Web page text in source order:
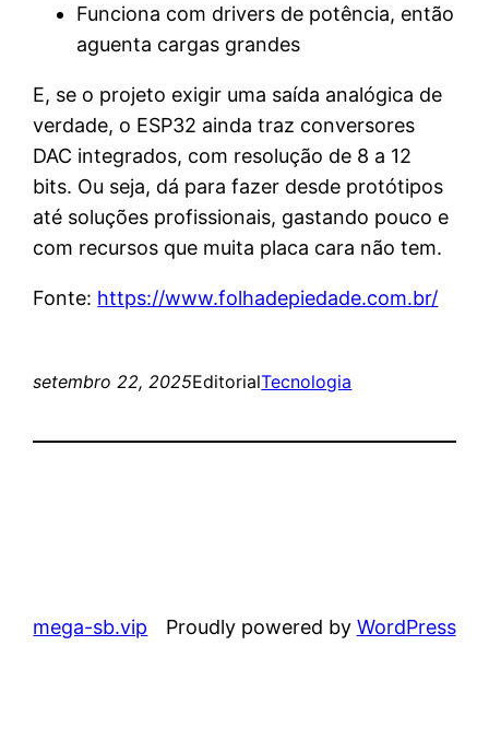
Funciona com drivers de potência, então
aguenta cargas grandes
E, se o projeto exigir uma saída analógica de
verdade, o ESP32 ainda traz conversores
DAC integrados, com resolução de 8 a 12
bits. Ou seja, dá para fazer desde protótipos
até soluções profissionais, gastando pouco e
com recursos que muita placa cara não tem.
Fonte: https://www.folhadepiedade.com.br/
setembro 22, 2025EditorialTecnologia
mega-sb.vip Proudly powered by WordPress